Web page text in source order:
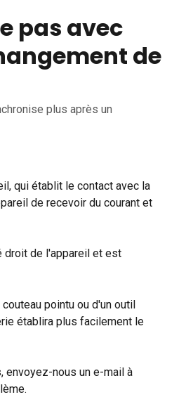
pas avec
de
plus après un
qui établit le contact avec la
de recevoir du courant et
droit de l'appareil et est
pointu ou d'un outil
établira plus facilement le
envoyez-nous un e-mail à